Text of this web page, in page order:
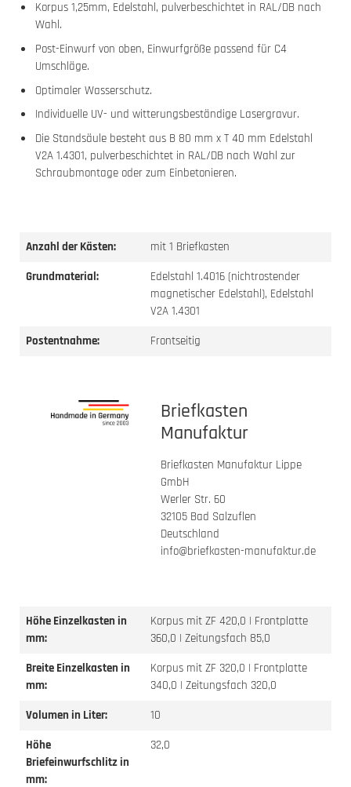
Korpus 1,25mm, Edelstahl, pulverbeschichtet in RAL/DB nach
Wahl.
Post-Einwurf von oben, Einwurfgröße passend für C4
Umschläge.
Optimaler Wasserschutz.
Individuelle UV- und witterungsbeständige Lasergravur.
Die Standsäule besteht aus B 80 mm x T 40 mm Edelstahl
V2A 1.4301, pulverbeschichtet in RAL/DB nach Wahl zur
Schraubmontage oder zum Einbetonieren.
Anzahl der Kästen:
mit 1 Briefkasten
Grundmaterial:
Edelstahl 1.4016 (nichtrostender
magnetischer Edelstahl), Edelstahl
V2A 1.4301
Postentnahme:
Frontseitig
Briefkasten
Manufaktur
Briefkasten Manufaktur Lippe
GmbH
Werler Str. 60
32105 Bad Salzuflen
Deutschland
info@briefkasten-manufaktur.de
Höhe Einzelkasten in
mm:
Korpus mit ZF 420,0 | Frontplatte
360,0 | Zeitungsfach 85,0
Breite Einzelkasten in
mm:
Korpus mit ZF 320,0 | Frontplatte
340,0 | Zeitungsfach 320,0
Volumen in Liter:
10
Höhe
Briefeinwurfschlitz in
mm:
32,0